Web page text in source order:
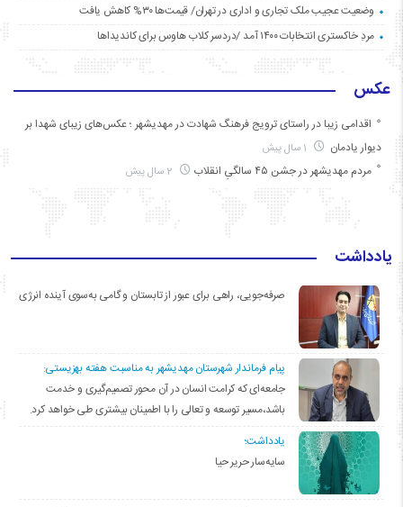
وضعیت عجیب ملک تجاری و اداری در تهران/ قیمت‌ها ۳۰% کاهش یافت
مردِ خاکستری انتخابات ۱۴۰۰ آمد /دردسر کلاب هاوس برای کاندیداها
عکس
اقدامی زیبا در راستای ترویج فرهنگ شهادت در مهدیشهر ؛ عکس‌های زیبای شهدا بر
دیوار یادمان
مردم مهدیشهر در جشن ۴۵ سالگیِ انقلاب
یادداشت
صرفه‌جویی، راهی برای عبور از تابستان و گامی به‌سوی آینده انرژی
پیام فرماندار شهرستان مهدیشهر به مناسبت هفته بهزیستی:
جامعه‌ای که کرامت انسان در آن محور تصمیم‌گیری و خدمت
باشد،مسیر توسعه و تعالی را با اطمینان بیشتری طی خواهد کرد.
یادداشت؛
سایه‌سار حریر حیا